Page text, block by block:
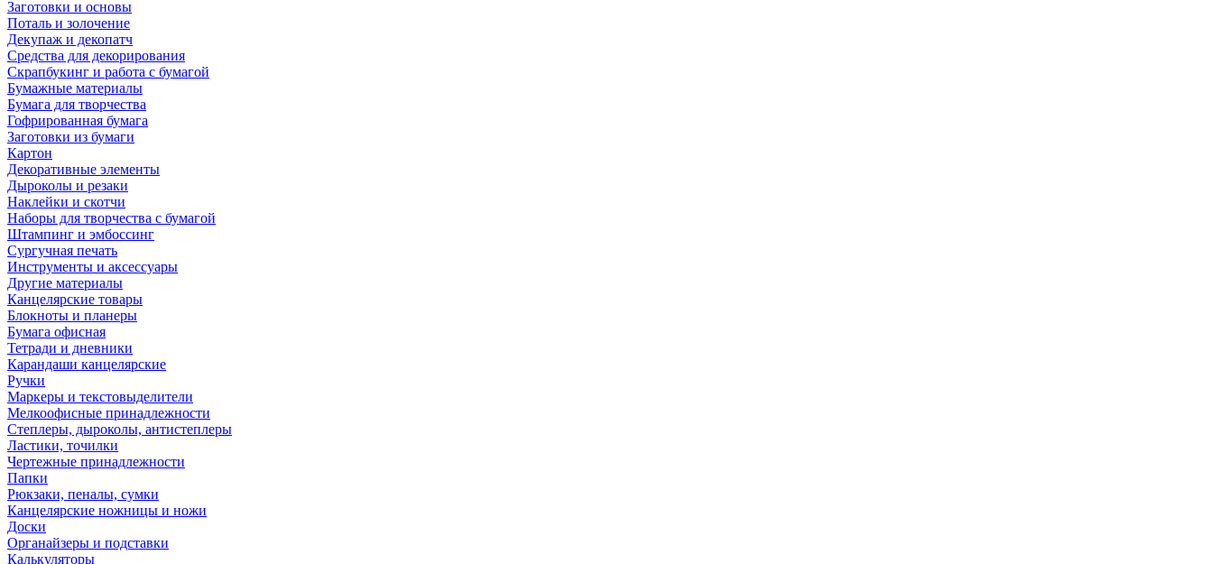
Заготовки и основы
Поталь и золочение
Декупаж и декопатч
Средства для декорирования
Скрапбукинг и работа с бумагой
Бумажные материалы
Бумага для творчества
Гофрированная бумага
Заготовки из бумаги
Картон
Декоративные элементы
Дыроколы и резаки
Наклейки и скотчи
Наборы для творчества с бумагой
Штампинг и эмбоссинг
Сургучная печать
Инструменты и аксессуары
Другие материалы
Канцелярские товары
Блокноты и планеры
Бумага офисная
Тетради и дневники
Карандаши канцелярские
Ручки
Маркеры и текстовыделители
Мелкоофисные принадлежности
Степлеры, дыроколы, антистеплеры
Ластики, точилки
Чертежные принадлежности
Папки
Рюкзаки, пеналы, сумки
Канцелярские ножницы и ножи
Доски
Органайзеры и подставки
Калькуляторы